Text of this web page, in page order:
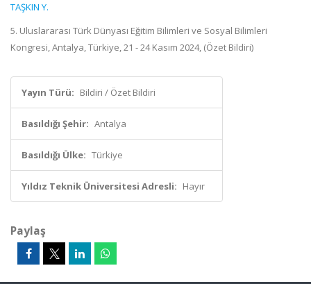
TAŞKIN Y.
5. Uluslararası Türk Dünyası Eğitim Bilimleri ve Sosyal Bilimleri
Kongresi, Antalya, Türkiye, 21 - 24 Kasım 2024, (Özet Bildiri)
Yayın Türü: Bildiri / Özet Bildiri
Basıldığı Şehir: Antalya
Basıldığı Ülke: Türkiye
Yıldız Teknik Üniversitesi Adresli: Hayır
Paylaş